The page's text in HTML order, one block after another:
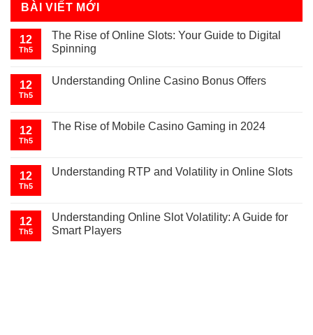
BÀI VIẾT MỚI
12
Th5
The Rise of Online Slots: Your Guide to Digital
Spinning
12
Th5
Understanding Online Casino Bonus Offers
12
Th5
The Rise of Mobile Casino Gaming in 2024
12
Th5
Understanding RTP and Volatility in Online Slots
12
Th5
Understanding Online Slot Volatility: A Guide for
Smart Players